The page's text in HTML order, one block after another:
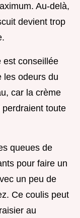
Au-delà,
devient trop
est conseillée
les odeurs du
car la crème
toute
queues de
pour faire un
un peu de
Ce coulis peut
au